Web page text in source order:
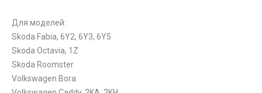
Для моделей:
Skoda Fabia, 6Y2, 6Y3, 6Y5
Skoda Octavia, 1Z
Skoda Roomster
Volkswagen Bora